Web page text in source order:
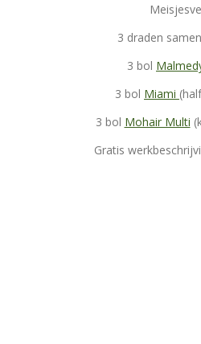
3 draden
3 bol
3 bol Miami
3 bol Mohair Multi
Gratis